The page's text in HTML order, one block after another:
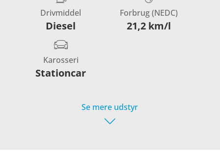
Drivmiddel
Diesel
Forbrug (NEDC)
21,2 km/l
Karosseri
Stationcar
Se mere udstyr